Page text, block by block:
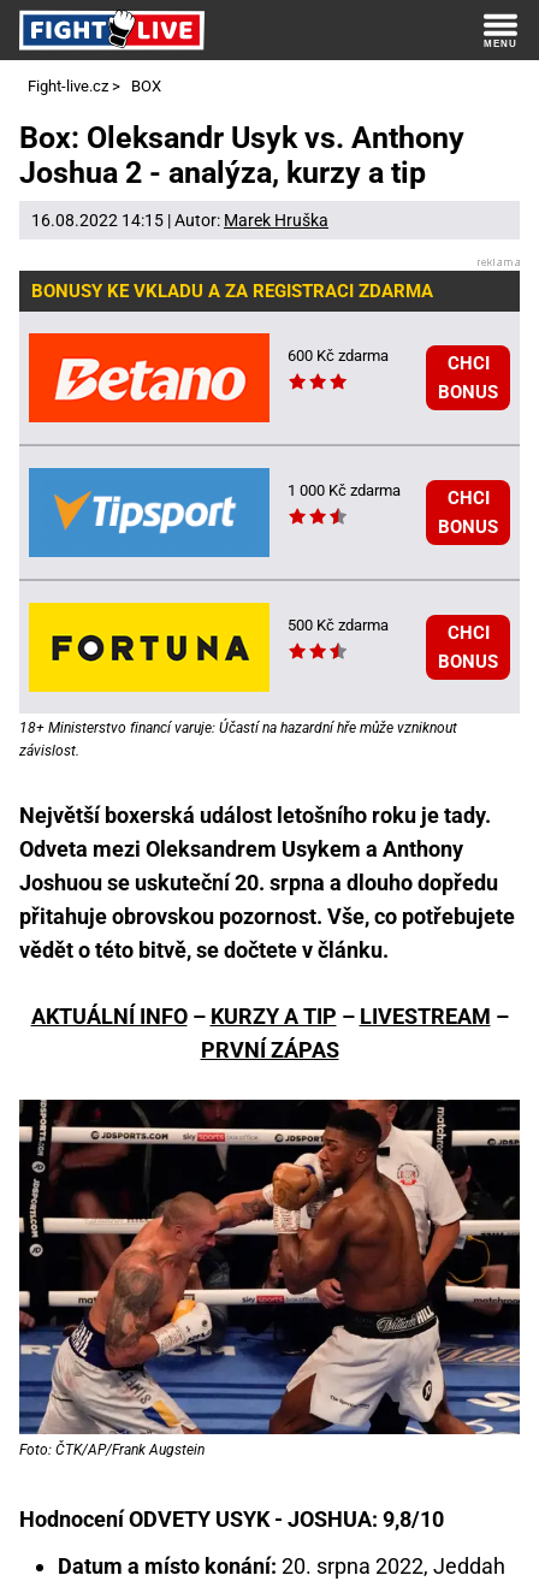
Fight-live.cz > BOX
Box: Oleksandr Usyk vs. Anthony
Joshua 2 - analýza, kurzy a tip
16.08.2022 14:15 | Autor: Marek Hruška
BONUSY KE VKLADU A ZA REGISTRACI ZDARMA
600 Kč zdarma
CHCI
BONUS
1 000 Kč zdarma
CHCI
BONUS
500 Kč zdarma
CHCI
BONUS
18+ Ministerstvo financí varuje: Účastí na hazardní hře může vzniknout
závislost.
Největší boxerská událost letošního roku je tady.
Odveta mezi Oleksandrem Usykem a Anthony
Joshuou se uskuteční 20. srpna a dlouho dopředu
přitahuje obrovskou pozornost. Vše, co potřebujete
vědět o této bitvě, se dočtete v článku.
AKTUÁLNÍ INFO– KURZY A TIP – LIVESTREAM –
PRVNÍ ZÁPAS
Foto: ČTK/AP/Frank Augstein
Hodnocení ODVETY USYK - JOSHUA: 9,8/10
Datum a místo konání: 20. srpna 2022, Jeddah